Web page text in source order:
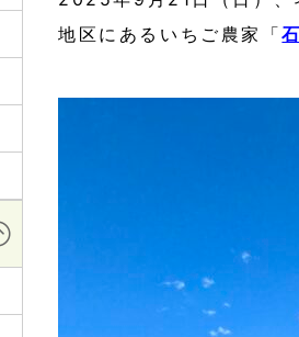
地区にあるいちご農家「